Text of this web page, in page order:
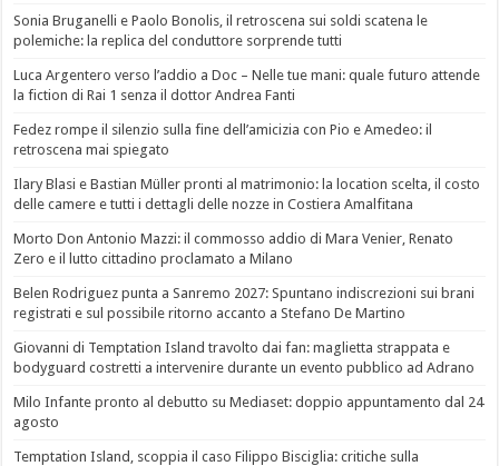
Sonia Bruganelli e Paolo Bonolis, il retroscena sui soldi scatena le
polemiche: la replica del conduttore sorprende tutti
Luca Argentero verso l’addio a Doc – Nelle tue mani: quale futuro attende
la fiction di Rai 1 senza il dottor Andrea Fanti
Fedez rompe il silenzio sulla fine dell’amicizia con Pio e Amedeo: il
retroscena mai spiegato
Ilary Blasi e Bastian Müller pronti al matrimonio: la location scelta, il costo
delle camere e tutti i dettagli delle nozze in Costiera Amalfitana
Morto Don Antonio Mazzi: il commosso addio di Mara Venier, Renato
Zero e il lutto cittadino proclamato a Milano
Belen Rodriguez punta a Sanremo 2027: Spuntano indiscrezioni sui brani
registrati e sul possibile ritorno accanto a Stefano De Martino
Giovanni di Temptation Island travolto dai fan: maglietta strappata e
bodyguard costretti a intervenire durante un evento pubblico ad Adrano
Milo Infante pronto al debutto su Mediaset: doppio appuntamento dal 24
agosto
Temptation Island, scoppia il caso Filippo Bisciglia: critiche sulla